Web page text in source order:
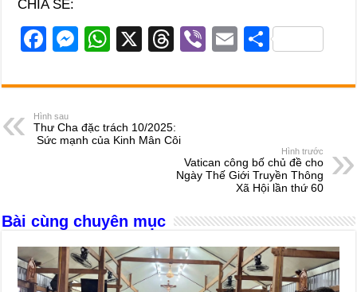
CHIA SẺ:
F
c
e
b
k
M
ss
n
W
at
A
X
T
e
d
s
Vi
er
E
ail
S
ar
Hình sau
Thư Cha đặc trách 10/2025:
Sức mạnh của Kinh Mân Côi
Hình trước
Vatican công bố chủ đề cho
Ngày Thế Giới Truyền Thông
Xã Hội lần thứ 60
Bài cùng chuyên mục